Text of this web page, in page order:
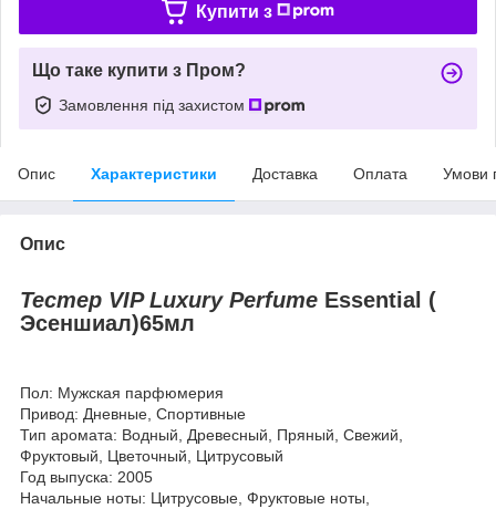
Купити з
Що таке купити з Пром?
Замовлення під захистом
Опис Характеристики Доставка Оплата Умови
Опис
Тестер VIP Luxury Perfume Essential (
Эсеншиал)65мл
Пол: Мужская парфюмерия
Привод: Дневные, Спортивные
Тип аромата: Водный, Древесный, Пряный, Свежий,
Фруктовый, Цветочный, Цитрусовый
Год выпуска: 2005
Начальные ноты: Цитрусовые, Фруктовые ноты,